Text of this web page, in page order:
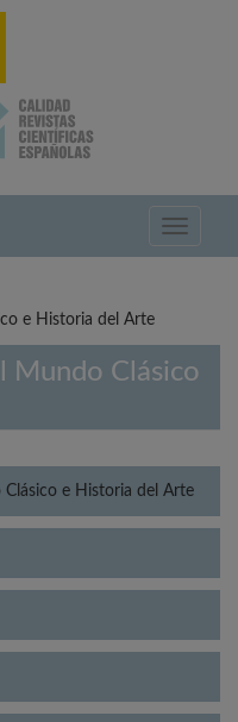
Toggle
e Historia del Arte
Mundo Clásico
e Historia del Arte